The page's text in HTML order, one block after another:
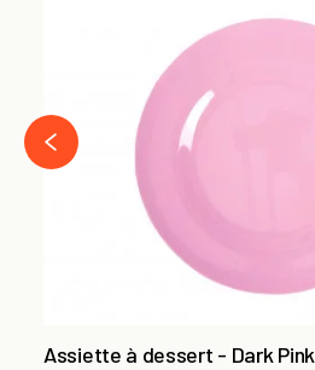
Assiette à dessert - Dark Pink
‹